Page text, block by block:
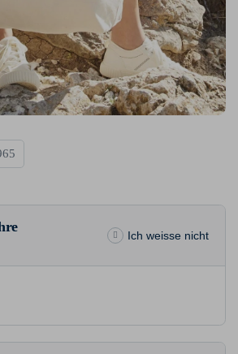
Ich weisse nicht